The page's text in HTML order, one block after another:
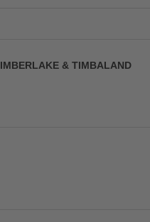
& TIMBALAND